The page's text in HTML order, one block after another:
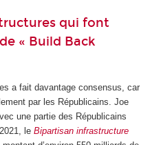
qui font
« Build Back
a fait davantage consensus, car
par les Républicains. Joe
une partie des Républicains
le Bipartisan infrastructure